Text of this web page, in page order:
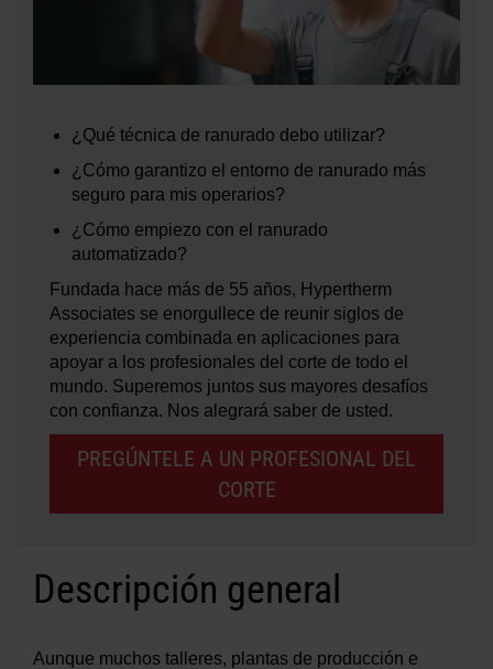
¿Qué técnica de ranurado debo utilizar?
¿Cómo garantizo el entorno de ranurado más
seguro para mis operarios?
¿Cómo empiezo con el ranurado
automatizado?
Fundada hace más de 55 años, Hypertherm
Associates se enorgullece de reunir siglos de
experiencia combinada en aplicaciones para
apoyar a los profesionales del corte de todo el
mundo. Superemos juntos sus mayores desafíos
con confianza. Nos alegrará saber de usted.
PREGÚNTELE A UN PROFESIONAL DEL
CORTE
Descripción general
Aunque muchos talleres, plantas de producción e